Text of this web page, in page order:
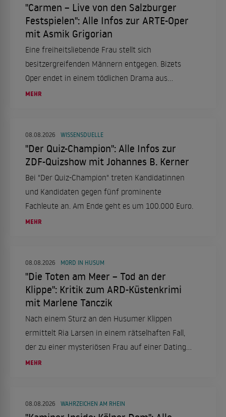
"Carmen – Live von den Salzburger
Festspielen": Alle Infos zur ARTE-Oper
mit Asmik Grigorian
Eine freiheitsliebende Frau stellt sich
besitzergreifenden Männern entgegen. Bizets
Oper endet in einem tödlichen Drama aus
Eifersucht.
MEHR
08.08.2026 WISSENSDUELLE
"Der Quiz-Champion": Alle Infos zur
ZDF-Quizshow mit Johannes B. Kerner
Bei "Der Quiz-Champion" treten Kandidatinnen
und Kandidaten gegen fünf prominente
Fachleute an. Am Ende geht es um 100.000 Euro.
MEHR
08.08.2026 MORD IN HUSUM
"Die Toten am Meer – Tod an der
Klippe": Kritik zum ARD-Küstenkrimi
mit Marlene Tanczik
Nach einem Sturz an den Husumer Klippen
ermittelt Ria Larsen in einem rätselhaften Fall,
der zu einer mysteriösen Frau auf einer Dating-
App führt.
MEHR
08.08.2026 WAHRZEICHEN AM RHEIN